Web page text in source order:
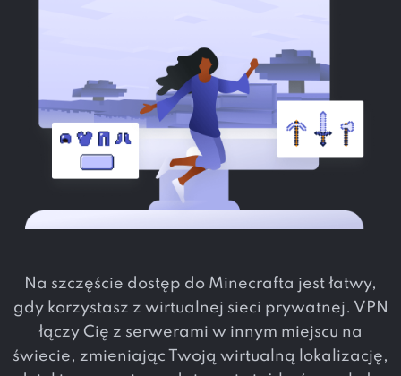
Na szczęście dostęp do Minecrafta jest łatwy,
gdy korzystasz z wirtualnej sieci prywatnej. VPN
łączy Cię z serwerami w innym miejscu na
świecie, zmieniając Twoją wirtualną lokalizację,